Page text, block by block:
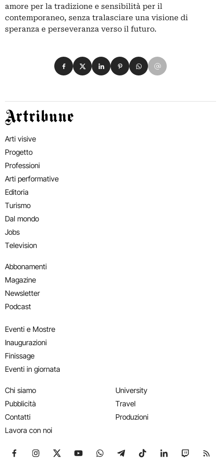
amore per la tradizione e sensibilità per il
contemporaneo, senza tralasciare una visione di
speranza e perseveranza verso il futuro.
Condividi su Facebook
Condividi su X
Condividi su LinkedIn
Condividi su Pinterest
Condividi su WhatsApp
Condividi su Email
Artribune
Arti visive
Progetto
Professioni
Arti performative
Editoria
Turismo
Dal mondo
Jobs
Television
Abbonamenti
Magazine
Newsletter
Podcast
Eventi e Mostre
Inaugurazioni
Finissage
Eventi in giornata
Chi siamo
Pubblicità
Contatti
Lavora con noi
University
Travel
Produzioni
Seguici su Facebook
Seguici su Instagram
Seguici su X
Seguici su YouTube
Seguici su WhatsApp
Seguici su Telegram
Seguici su TikTok
Seguici su
Seguici